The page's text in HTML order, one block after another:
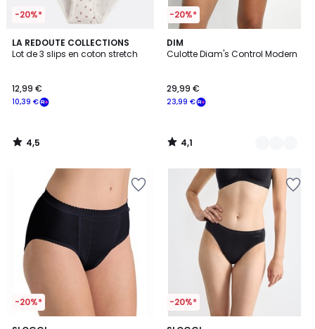
-20%*
LA REDOUTE COLLECTIONS
Lot de 3 slips en coton stretch
10,39 €
12,99 €
4,5
/ 5
4,5
/
-20%*
DIM
Culotte Diam's Control Modern
23,99 €
29,99 €
4,1
/ 5
3
Couleurs
4,1
/
-20%* -20%*